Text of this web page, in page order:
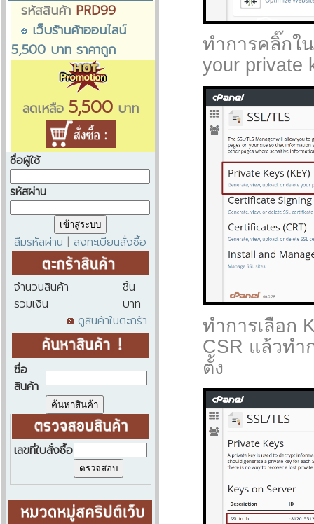
รหัสสินค้า PRD99
เว็บร้านค้าออนไลน์
5,500 บาท ราคาถูก
ลดเหลือ 5,500บาท
ชื่อผู้ใช้
รหัสผ่าน
ลืมรหัสผ่าน ลงทะเบียนสั่งซื้อ
จำนวนสินค้า
ชิ้น
รวมเงิน
บาท
ดูสินค้าในตะกร้า
ชื่อ
สินค้า
เลขที่ใบสั่งซื้อ
ทำการคลิ๊กใ
your private
ทำการเลือก
CSR แล้วทำ
ตั้ง